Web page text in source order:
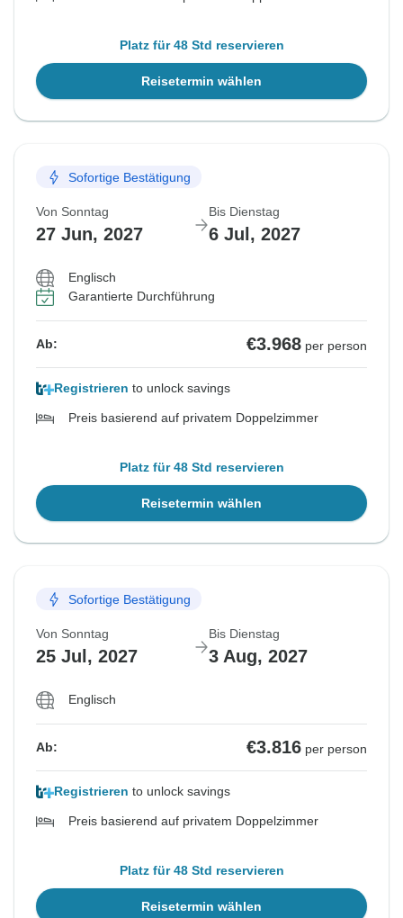
Platz für 48 Std reservieren
Reisetermin wählen
Sofortige Bestätigung
Von Sonntag
27 Jun, 2027
Bis Dienstag
6 Jul, 2027
Englisch
Garantierte Durchführung
Ab: €3.968 per person
Registrieren to unlock savings
Preis basierend auf privatem Doppelzimmer
Platz für 48 Std reservieren
Reisetermin wählen
Sofortige Bestätigung
Von Sonntag
25 Jul, 2027
Bis Dienstag
3 Aug, 2027
Englisch
Ab: €3.816 per person
Registrieren to unlock savings
Preis basierend auf privatem Doppelzimmer
Platz für 48 Std reservieren
Reisetermin wählen